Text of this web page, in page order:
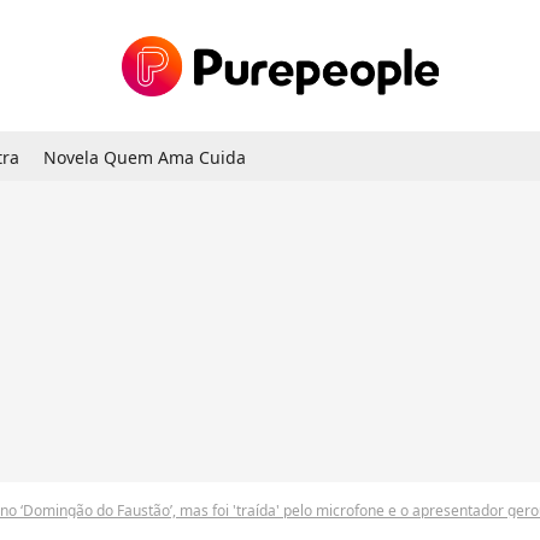
Novela Quem Ama Cuida
‘Domingão do Faustão’, mas foi 'traída' pelo microfone e o apresentador